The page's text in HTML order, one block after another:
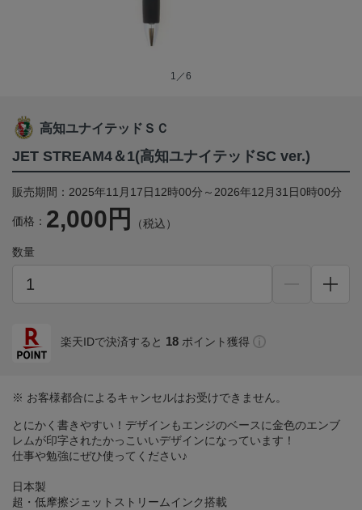
1／6
高知ユナイテッドＳＣ
JET STREAM4＆1(高知ユナイテッドSC ver.)
販売期間：2025年11月17日12時00分～2026年12月31日0時00分
価格： 2,000円 （税込）
数量
楽天IDで決済すると 18 ポイント獲得
※ お客様都合によるキャンセルはお受けできません。
とにかく書きやすい！デザインもエンジのベースに金色のエンブ
レムが印字されたかっこいいデザインになっています！
仕事や勉強にぜひ使ってください♪
日本製
超・低摩擦ジェットストリームインク搭載